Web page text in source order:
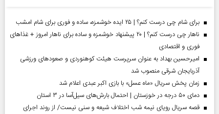
برای شام چی درست کنم؟ | ۲۵ ایده خوشمزه، ساده و فوری برای شام امشب
ناهار چی درست کنم؟ | ۲۰ پیشنهاد خوشمزه و ساده برای ناهار امروز + غذاهای
فوری و اقتصادی
امیرحسین بهداد به عنوان سرپرست هیئت کوهنوردی و صعودهای ورزشی
آذربایجان شرقی منصوب شد
زمان پخش سریال «ماه عسل» با بازی اکبر عبدی اعلام شد
دمای ۵۰ درجه در خوزستان | احتمال بارش‌های سیل‌آسا در ۳ استان
قصه سریال رویای نیمه شب اختلاف شیعه و سنی نیست/ از روند اجرای